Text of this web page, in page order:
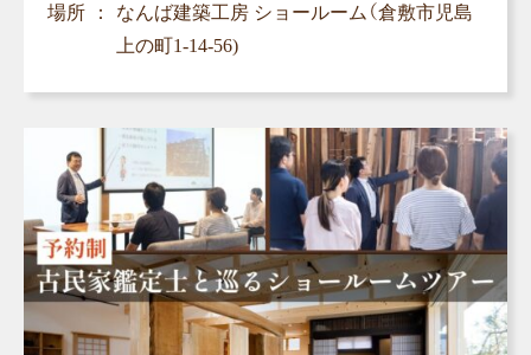
場所
なんば建築工房 ショールーム（倉敷市児島
上の町1-14-56)